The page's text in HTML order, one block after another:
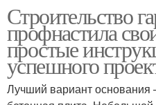
Строительство
профнастила
простые
успешного
Лучший вариант